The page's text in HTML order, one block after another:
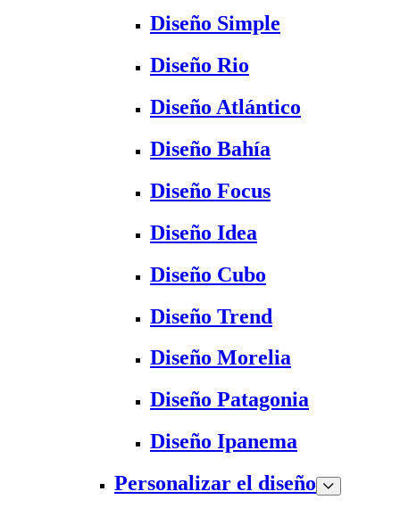
Diseño Simple
Diseño Rio
Diseño Atlántico
Diseño Bahía
Diseño Focus
Diseño Idea
Diseño Cubo
Diseño Trend
Diseño Morelia
Diseño Patagonia
Diseño Ipanema
Personalizar el diseño